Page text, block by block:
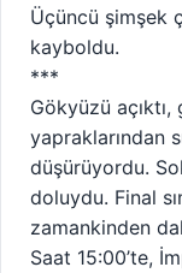
Üçüncü şimşek
kayboldu.
***
Gökyüzü açıktı,
yapraklarından
düşürüyordu.
doluydu. Final
zamankinden
Saat 15:00’te,